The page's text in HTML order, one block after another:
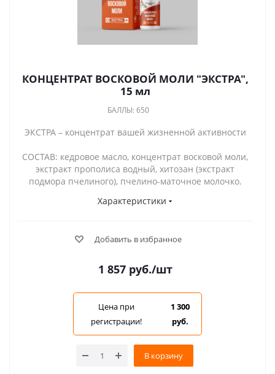
КОНЦЕНТРАТ ВОСКОВОЙ МОЛИ "ЭКСТРА",
15 мл
БАЛЛЫ: 650
ЭКСТРА – концентрат вашей жизненной активности
СОСТАВ: кедровое масло, концентрат восковой моли,
экстракт прополиса водный, хитозан (экстракт
подмора пчелиного), пчелино-маточное молочко.
Характеристики
Добавить в избранное
1 857 руб./шт
Цена при
регистрации!
1 300
руб.
В корзину